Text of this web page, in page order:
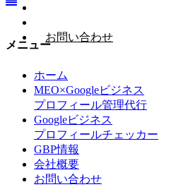
お問い合わせ
メニュー
ホーム
MEO×Googleビジネス
プロフィール管理代行
Googleビジネス
プロフィールチェッカー
GBP情報
会社概要
お問い合わせ